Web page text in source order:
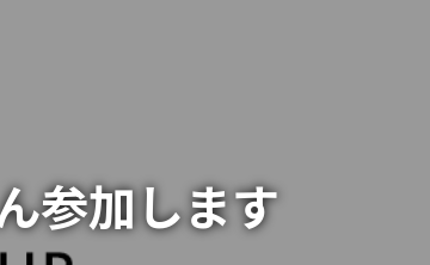
参加します